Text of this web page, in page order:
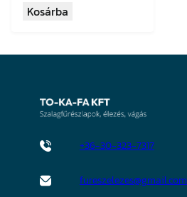
Kosárba
+36-30-323-7317
fureszelezes@gmail.com